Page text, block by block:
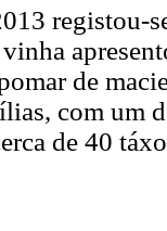
registou-
de
com um
de 40